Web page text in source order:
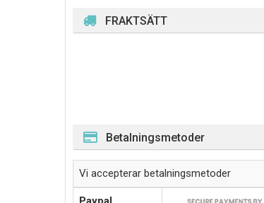
FRAKTSÄTT
Betalningsmetoder
Vi accepterar betalningsmetoder